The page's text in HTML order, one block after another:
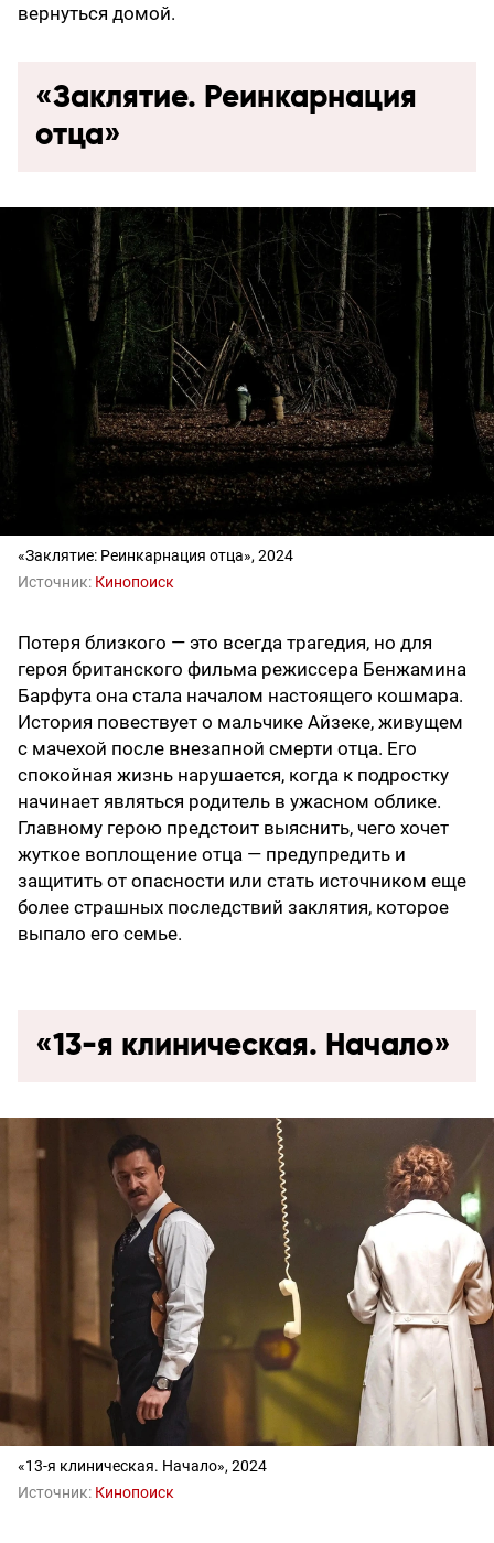
вернуться домой.
«Заклятие. Реинкарнация
отца»
«Заклятие: Реинкарнация отца», 2024
Источник: Кинопоиск
Потеря близкого — это всегда трагедия, но для
героя британского фильма режиссера Бенжамина
Барфута она стала началом настоящего кошмара.
История повествует о мальчике Айзеке, живущем
с мачехой после внезапной смерти отца. Его
спокойная жизнь нарушается, когда к подростку
начинает являться родитель в ужасном облике.
Главному герою предстоит выяснить, чего хочет
жуткое воплощение отца — предупредить и
защитить от опасности или стать источником еще
более страшных последствий заклятия, которое
выпало его семье.
«13-я клиническая. Начало»
«13-я клиническая. Начало», 2024
Источник: Кинопоиск